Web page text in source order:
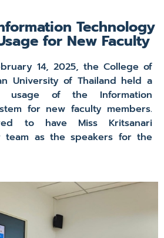
Technology
for New Faculty
14, 2025, the College of
University of Thailand held a
of the Information
for new faculty members.
to have Miss Kritsanari
team as the speakers for the